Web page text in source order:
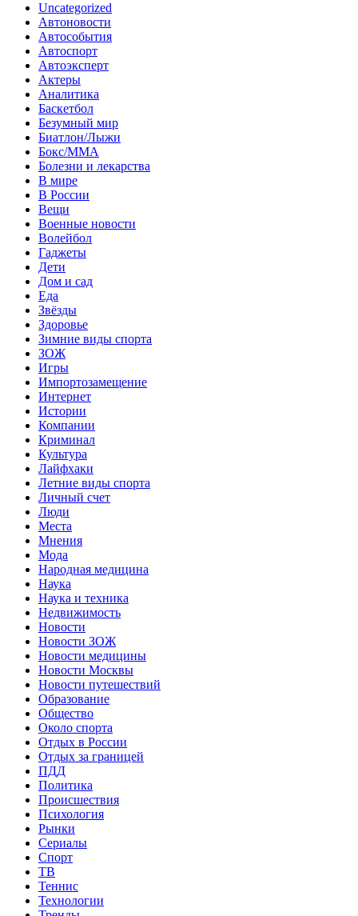
Uncategorized
Автоновости
Автособытия
Автоспорт
Автоэксперт
Актеры
Аналитика
Баскетбол
Безумный мир
Биатлон/Лыжи
Бокс/MMA
Болезни и лекарства
В мире
В России
Вещи
Военные новости
Волейбол
Гаджеты
Дети
Дом и сад
Еда
Звёзды
Здоровье
Зимние виды спорта
ЗОЖ
Игры
Импортозамещение
Интернет
Истории
Компании
Криминал
Культура
Лайфхаки
Летние виды спорта
Личный счет
Люди
Места
Мнения
Мода
Народная медицина
Наука
Наука и техника
Недвижимость
Новости
Новости ЗОЖ
Новости медицины
Новости Москвы
Новости путешествий
Образование
Общество
Около спорта
Отдых в России
Отдых за границей
ПДД
Политика
Происшествия
Психология
Рынки
Сериалы
Спорт
ТВ
Теннис
Технологии